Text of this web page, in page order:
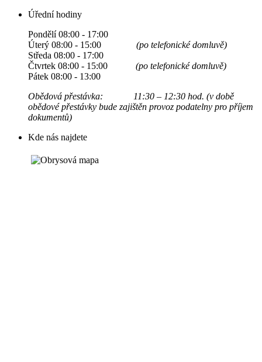
Úřední hodiny
Pondělí 08:00 - 17:00
Úterý 08:00 - 15:00 (po telefonické domluvě)
Středa 08:00 - 17:00
Čtvrtek 08:00 - 15:00 (po telefonické domluvě)
Pátek 08:00 - 13:00
Obědová přestávka: 11:30 – 12:30 hod. (v době
obědové přestávky bude zajištěn provoz podatelny pro příjem
dokumentů)
Kde nás najdete